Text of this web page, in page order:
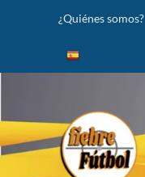
¿Quiénes somos?